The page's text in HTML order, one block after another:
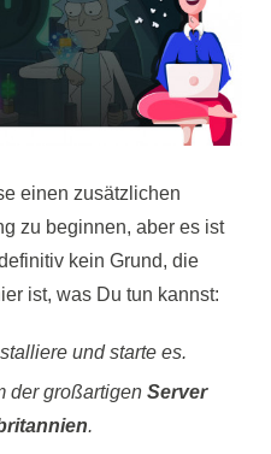
einen zusätzlichen
zu beginnen, aber es ist
kein Grund, die
ist, was Du tun kannst:
und starte es.
der großartigen Server
.